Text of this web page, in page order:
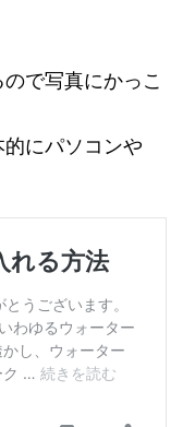
で写真にかっこ
にパソコンや